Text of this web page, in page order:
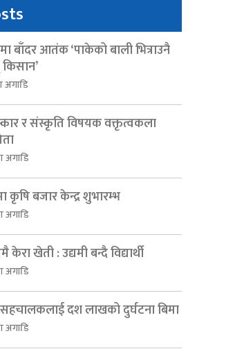
बाँदर आतंक ‘पाकेको बाली भित्राउनै
अगाडि
र संस्कृति विषयक वक्तृत्वकला
अगाडि
कृषि बजार केन्द्र शुभारम्भ
अगाडि
केरा खेती : उद्यमी बन्दै विद्यार्थी
अगाडि
दश लाखको दुर्घटना बिमा
अगाडि